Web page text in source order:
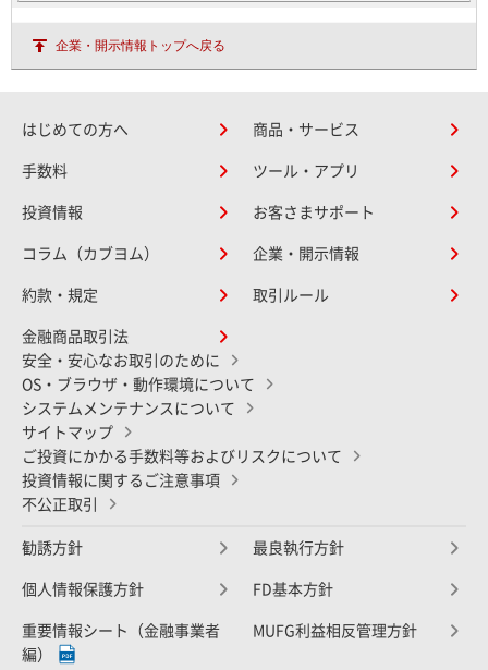
企業・開示情報トップへ戻る
はじめての方へ 商品・サービス
手数料 ツール・アプリ
投資情報 お客さまサポート
コラム（カブヨム） 企業・開示情報
約款・規定 取引ルール
金融商品取引法
安全・安心なお取引のために
OS・ブラウザ・動作環境について
システムメンテナンスについて
サイトマップ
ご投資にかかる手数料等およびリスクについて
投資情報に関するご注意事項
不公正取引
勧誘方針 最良執行方針
個人情報保護方針 FD基本方針
重要情報シート（金融事業者
編）
MUFG利益相反管理方針